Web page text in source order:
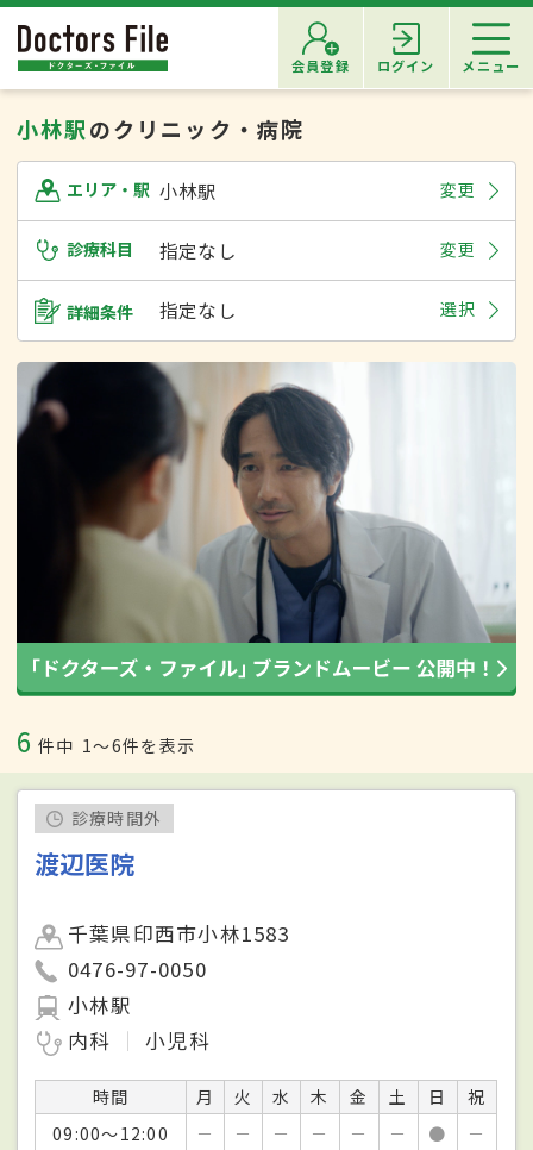
会員登録 ログイン メニュー
小林駅のクリニック・病院
エリア・駅 小林駅 変更
診療科目 指定なし 変更
詳細条件 指定なし 選択
6 件中 1〜6件を表示
診療時間外
渡辺医院
千葉県印西市小林1583
0476-97-0050
小林駅
内科
小児科
時間 月 火 水 木 金 土 日
祝
09:00～12:00
－ － － － － － ● －